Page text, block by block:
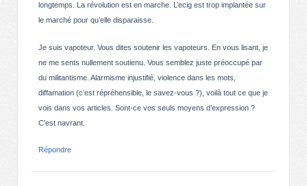
longtemps. La révolution est en marche. L’ecig est trop implantée sur
le marché pour qu’elle disparaisse.
Je suis vapoteur. Vous dites soutenir les vapoteurs. En vous lisant, je
ne me sents nullement soutienu. Vous semblez juste préoccupé par
du militantisme. Alarmisme injustifié, violence dans les mots,
diffamation (c’est répréhensible, le savez-vous ?), voilà tout ce que je
vois dans vos articles. Sont-ce vos seuls moyens d’expression ?
C’est navrant.
Répondre